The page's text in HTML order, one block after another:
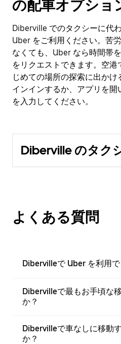
の配車オプショ
Diberville でのタクシーに代
Uber をご利用ください。苦
なくても、Uber なら時間帯
をリクエストできます。空
じめての場所の探索に出か
インインするか、アプリを
を入力してください。
Diberville のタク
よくある質問
Dibervilleで Uber を利用で
Dibervilleで最もお手頃な
か？
Dibervilleで車なしに移動
か？